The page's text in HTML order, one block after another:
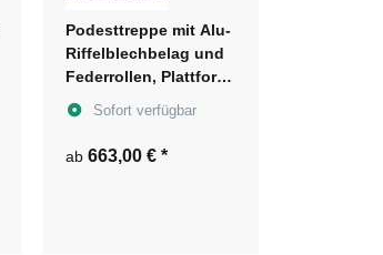
Podesttreppe mit Alu-
Riffelblechbelag und
Federrollen, Plattform
600 x 800 mm,
Stufenabstand 240mm
Sofort verfügbar
ab663,00 €*